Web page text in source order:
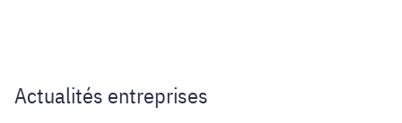
Actualités entreprises